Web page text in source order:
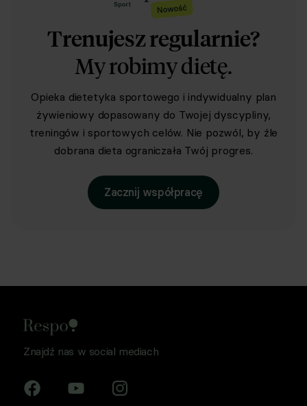
Trenujesz regularnie?
My robimy dietę.
Opieka dietetyka sportowego i indywidualny plan
żywieniowy dopasowany do Twojej dyscypliny,
treningów i sportowych celów. Nie pozwól, by źle
dobrana dieta ograniczała Twój progres.
Zacznij współpracę
Znajdź nas w social mediach